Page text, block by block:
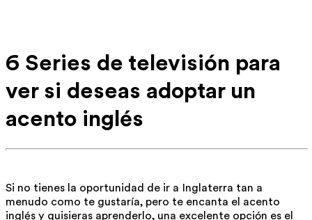
6 Series de televisión para
ver si deseas adoptar un
acento inglés
Si no tienes la oportunidad de ir a Inglaterra tan a
menudo como te gustaría, pero te encanta el acento
inglés y quisieras aprenderlo, una excelente opción es el